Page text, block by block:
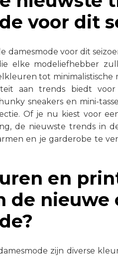
voor dit
damesmode voor dit
elke modeliefhebber
tot minimalistische
aan trends biedt voor
sneakers en mini-
Of je nu kiest voor
de nieuwste trends in
en je garderobe te
en
de nieuwe
zijn diverse